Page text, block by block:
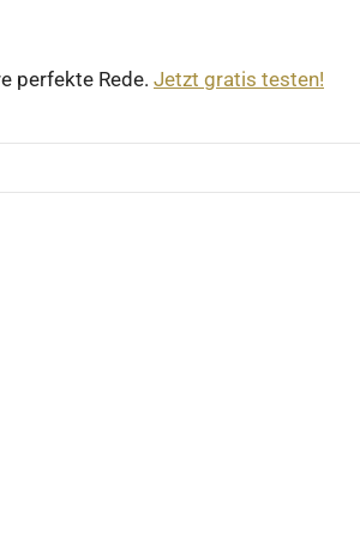
perfekte Rede. Jetzt gratis testen!